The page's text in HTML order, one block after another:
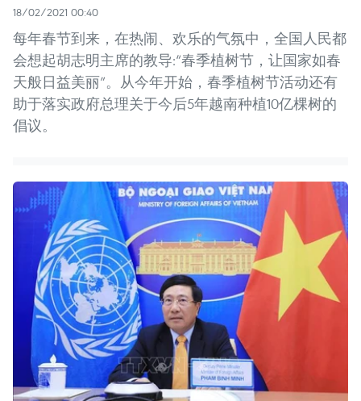
18/02/2021 00:40
每年春节到来，在热闹、欢乐的气氛中，全国人民都
会想起胡志明主席的教导:“春季植树节，让国家如春
天般日益美丽”。从今年开始，春季植树节活动还有
助于落实政府总理关于今后5年越南种植10亿棵树的
倡议。